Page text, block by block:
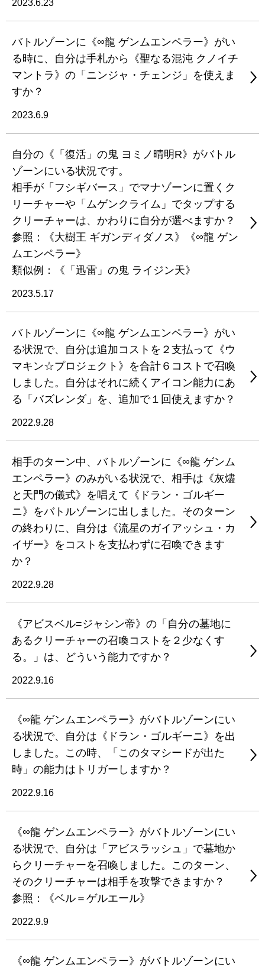
2023.6.23
バトルゾーンに《∞龍 ゲンムエンペラー》がい
る時に、自分は手札から《聖なる混沌 クノイチ
マントラ》の「ニンジャ・チェンジ」を使えま
すか？
2023.6.9
自分の《「復活」の鬼 ヨミノ晴明R》がバトル
ゾーンにいる状況です。
相手が「フシギバース」でマナゾーンに置くク
リーチャーや「ムゲンクライム」でタップする
クリーチャーは、かわりに自分が選べますか？
参照：《大樹王 ギガンディダノス》《∞龍 ゲン
ムエンペラー》
類似例：《「迅雷」の鬼 ライジン天》
2023.5.17
バトルゾーンに《∞龍 ゲンムエンペラー》がい
る状況で、自分は追加コストを２支払って《ウ
マキン☆プロジェクト》を合計６コストで召喚
しました。自分はそれに続くアイコン能力にあ
る「バズレンダ」を、追加で１回使えますか？
2022.9.28
相手のターン中、バトルゾーンに《∞龍 ゲンム
エンペラー》のみがいる状況で、相手は《灰燼
と天門の儀式》を唱えて《ドラン・ゴルギー
ニ》をバトルゾーンに出しました。そのターン
の終わりに、自分は《流星のガイアッシュ・カ
イザー》をコストを支払わずに召喚できます
か？
2022.9.28
《アビスベル=ジャシン帝》の「自分の墓地に
あるクリーチャーの召喚コストを２少なくす
る。」は、どういう能力ですか？
2022.9.16
《∞龍 ゲンムエンペラー》がバトルゾーンにい
る状況で、自分は《ドラン・ゴルギーニ》を出
しました。この時、「このタマシードが出た
時」の能力はトリガーしますか？
2022.9.16
《∞龍 ゲンムエンペラー》がバトルゾーンにい
る状況で、自分は「アビスラッシュ」で墓地か
らクリーチャーを召喚しました。このターン、
そのクリーチャーは相手を攻撃できますか？
参照：《ベル＝ゲルエール》
2022.9.9
《∞龍 ゲンムエンペラー》がバトルゾーンにい